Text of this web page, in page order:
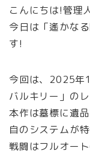
こんにちは!管理
今日は「遙かな
す!
今回は、2025年
バルキリー」の
本作は墓標に遺
自のシステムが
戦闘はフルオー